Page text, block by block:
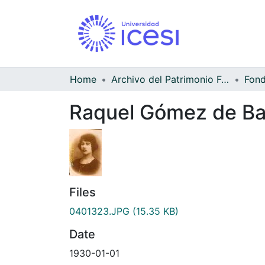
Home Archivo del Patrimonio Fotográfico y Fílmico del Valle del Cauca
Raquel Gómez de
Files
0401323.JPG (15.35 KB)
Date
1930-01-01